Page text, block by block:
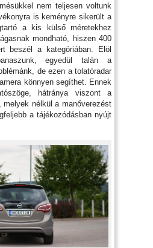
nem teljesen voltunk
is keményre sikerült a
a kis külső méretekhez
mondható, hiszen 400
beszél a kategóriában. Elöl
egyedül talán a
de ezen a tolatóradar
könnyen segíthet. Ennek
hátránya viszont a
melyek nélkül a manőverezést
a tájékozódásban nyújt